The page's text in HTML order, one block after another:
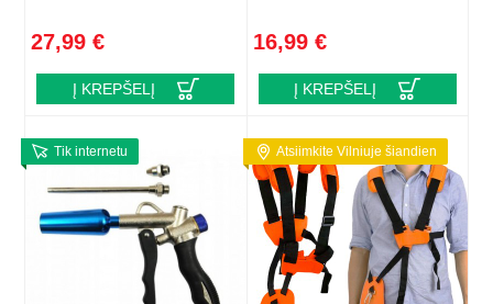
27,99 €
Į KREPŠELĮ
16,99 €
Į KREPŠELĮ
Tik internetu Atsiimkite Vilniuje šiandien